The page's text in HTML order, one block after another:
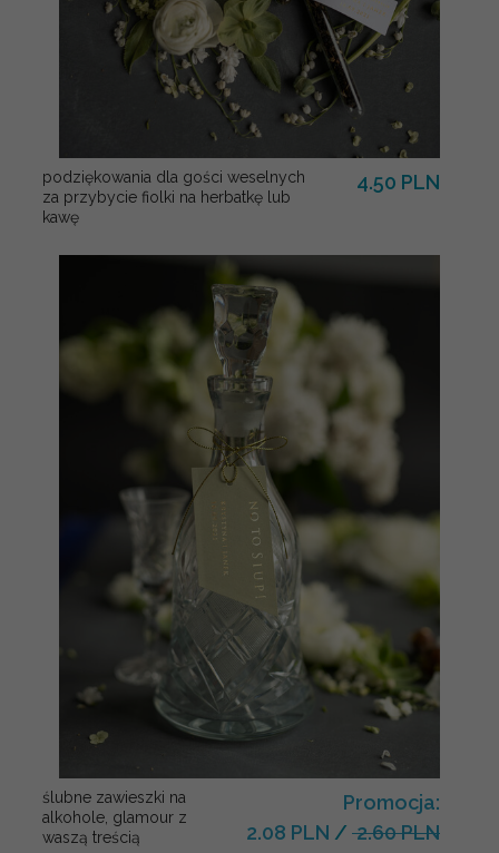
podziękowania dla gości weselnych
za przybycie fiolki na herbatkę lub
kawę
4.50 PLN
ślubne zawieszki na
alkohole, glamour z
waszą treścią
Promocja:
2.08 PLN / 2.60 PLN